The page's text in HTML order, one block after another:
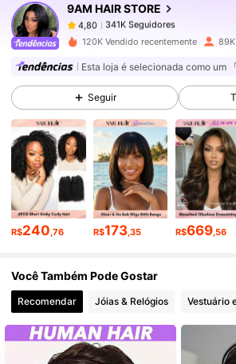
9AM HAIR STORE
4,80
341K Seguidores
L***y pago1 dia atrás
4,80 341K Seguidores
4,80 341K Seguidores
4,80 341K Seguidores
4,80 341K Seguidores
4,80 341K Seguidores
4,80 341K Seguidores
120K Vendido recentemente
Esta loja é selecionada como um
Seguir
R$240,76 R$173,35 R$669,56
Você Também Pode Gostar
Recomendar Jóias & Relógios Vestuário